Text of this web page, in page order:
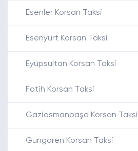
Esenler Korsan Taksi
Esenyurt Korsan Taksi
Eyüpsultan Korsan Taksi
Fatih Korsan Taksi
Gaziosmanpaşa Korsan Taksi
Güngören Korsan Taksi